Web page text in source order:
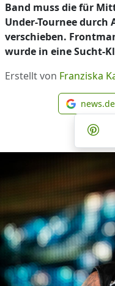
Band muss die für
Under-Tournee durch
verschieben.
wurde in eine Sucht-
Erstellt von Franziska